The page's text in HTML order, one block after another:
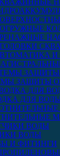
ЗАЩИТЫ
ДЛЯ
ВОДЫ